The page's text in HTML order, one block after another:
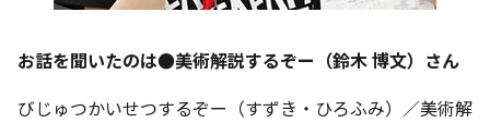
お話を聞いたのは●美術解説するぞー（鈴木 博文）さん
びじゅつかいせつするぞー（すずき・ひろふみ）／美術解